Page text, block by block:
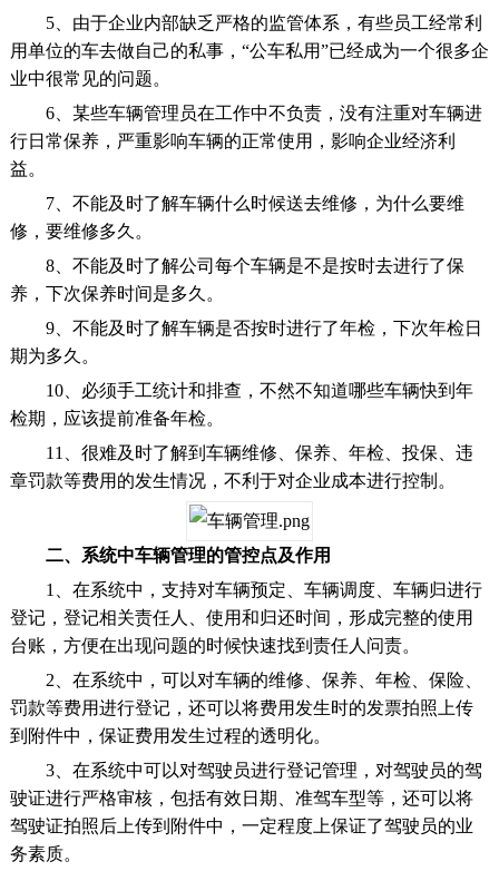
5、由于企业内部缺乏严格的监管体系，有些员工经常利
用单位的车去做自己的私事，“公车私用”已经成为一个很多企
业中很常见的问题。
6、某些车辆管理员在工作中不负责，没有注重对车辆进
行日常保养，严重影响车辆的正常使用，影响企业经济利
益。
7、不能及时了解车辆什么时候送去维修，为什么要维
修，要维修多久。
8、不能及时了解公司每个车辆是不是按时去进行了保
养，下次保养时间是多久。
9、不能及时了解车辆是否按时进行了年检，下次年检日
期为多久。
10、必须手工统计和排查，不然不知道哪些车辆快到年
检期，应该提前准备年检。
11、很难及时了解到车辆维修、保养、年检、投保、违
章罚款等费用的发生情况，不利于对企业成本进行控制。
二、系统中车辆管理的管控点及作用
1、在系统中，支持对车辆预定、车辆调度、车辆归进行
登记，登记相关责任人、使用和归还时间，形成完整的使用
台账，方便在出现问题的时候快速找到责任人问责。
2、在系统中，可以对车辆的维修、保养、年检、保险、
罚款等费用进行登记，还可以将费用发生时的发票拍照上传
到附件中，保证费用发生过程的透明化。
3、在系统中可以对驾驶员进行登记管理，对驾驶员的驾
驶证进行严格审核，包括有效日期、准驾车型等，还可以将
驾驶证拍照后上传到附件中，一定程度上保证了驾驶员的业
务素质。